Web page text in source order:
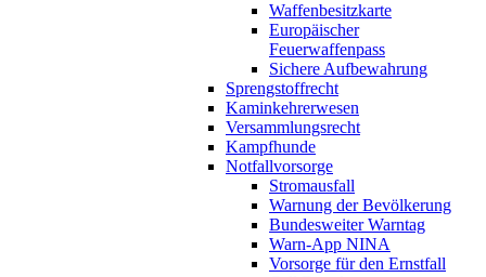
Waffenbesitzkarte
Europäischer
Feuerwaffenpass
Sichere Aufbewahrung
Sprengstoffrecht
Kaminkehrerwesen
Versammlungsrecht
Kampfhunde
Notfallvorsorge
Stromausfall
Warnung der Bevölkerung
Bundesweiter Warntag
Warn-App NINA
Vorsorge für den Ernstfall